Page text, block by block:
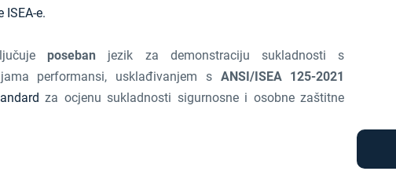
e.
poseban jezik za demonstraciju sukladnosti s
performansi, usklađivanjem s ANSI/ISEA 125-2021
za ocjenu sukladnosti sigurnosne i osobne zaštitne